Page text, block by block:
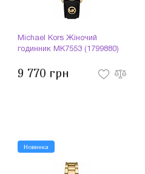
Michael Kors Жіночий
годинник MK7553 (1799880)
9 770 грн
Новинка